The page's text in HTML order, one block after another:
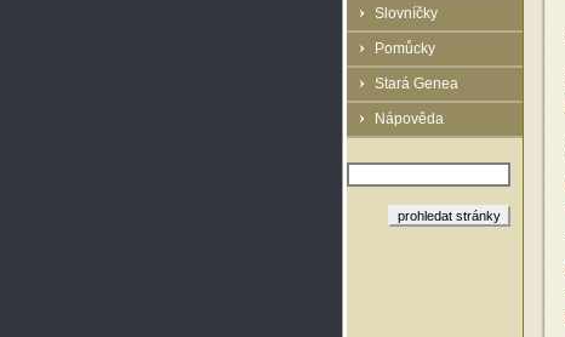
Slovníčky
Pomůcky
Stará Genea
Nápověda